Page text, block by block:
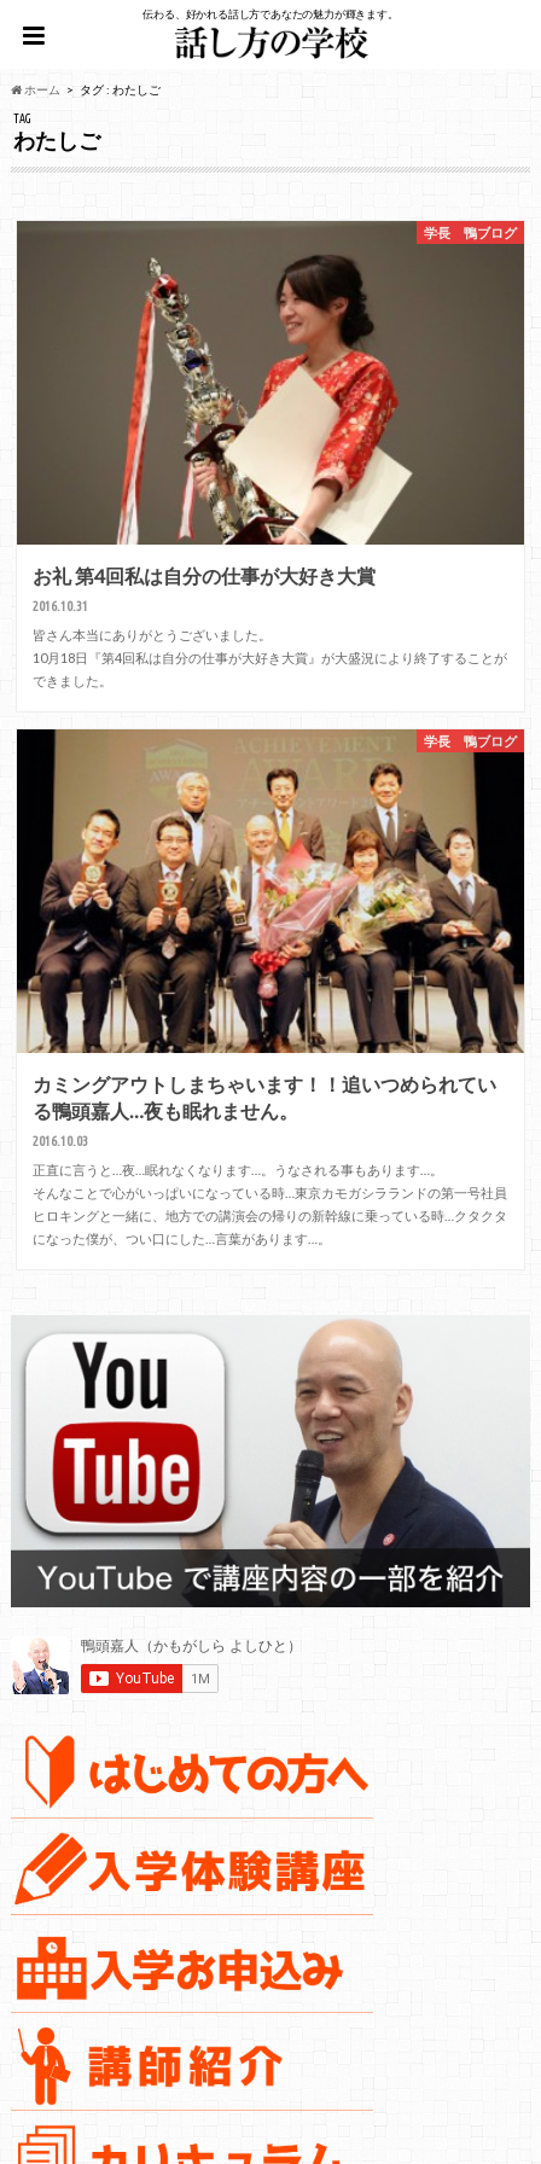
伝わる、好かれる話し方であなたの魅力が輝きます。
ホーム タグ : わたしご
TAG
わたしご
学長 鴨ブログ
お礼 第4回私は自分の仕事が大好き大賞
2016.10.31
皆さん本当にありがとうございました。
10月18日『第4回私は自分の仕事が大好き大賞』が大盛況により終了することが
できました。
学長 鴨ブログ
カミングアウトしまちゃいます！！追いつめられてい
る鴨頭嘉人…夜も眠れません。
2016.10.03
正直に言うと…夜…眠れなくなります…。うなされる事もあります…。
そんなことで心がいっぱいになっている時…東京カモガシラランドの第一号社員
ヒロキングと一緒に、地方での講演会の帰りの新幹線に乗っている時…クタクタ
になった僕が、つい口にした…言葉があります…。